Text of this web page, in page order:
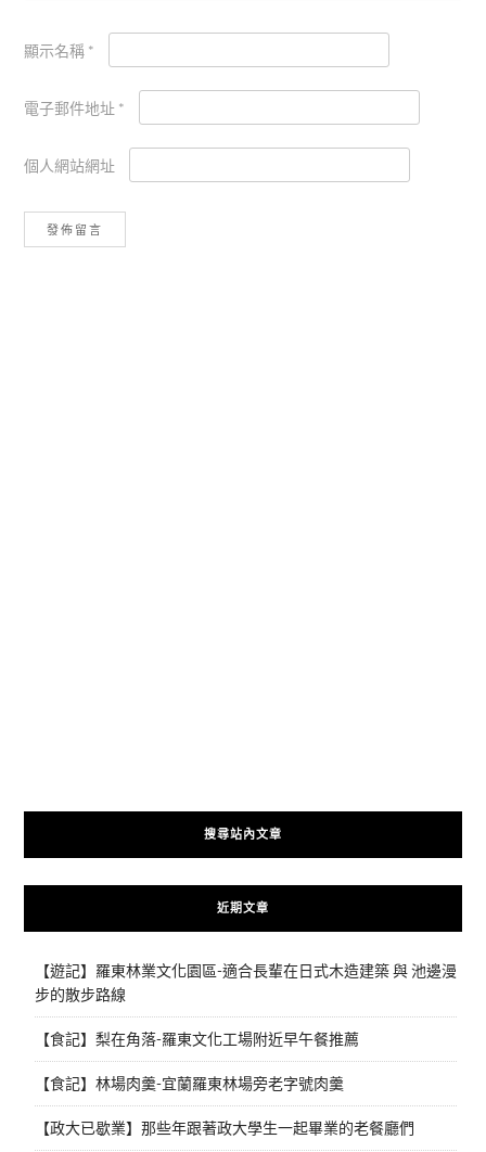
顯示名稱 *
電子郵件地址 *
個人網站網址
搜尋站內文章
近期文章
【遊記】羅東林業文化園區-適合長輩在日式木造建築 與 池邊漫
步的散步路線
【食記】梨在角落-羅東文化工場附近早午餐推薦
【食記】林場肉羹-宜蘭羅東林場旁老字號肉羹
【政大已歇業】那些年跟著政大學生一起畢業的老餐廳們